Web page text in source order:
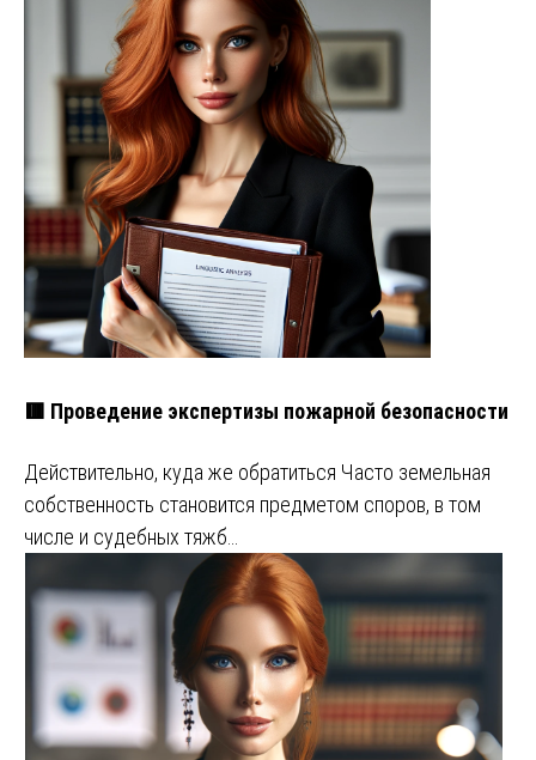
🟥 Проведение экспертизы пожарной безопасности
Действительно, куда же обратиться Часто земельная
собственность становится предметом споров, в том
числе и судебных тяжб…